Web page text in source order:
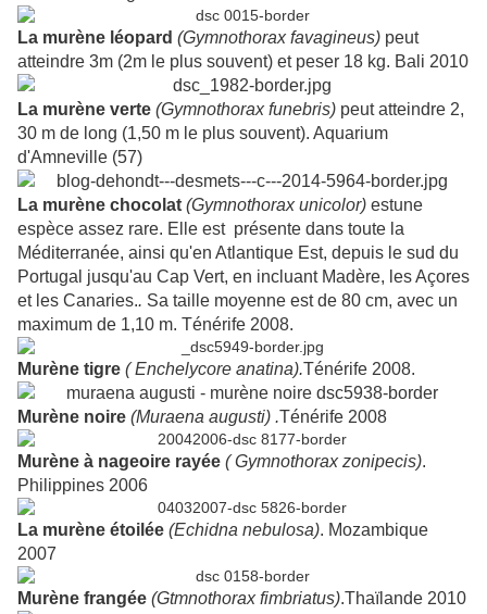
La murène léopard (Gymnothorax favagineus) peut
atteindre 3m (2m le plus souvent) et peser 18 kg. Bali 2010
La murène verte (Gymnothorax funebris) peut atteindre 2,
30 m de long (1,50 m le plus souvent). Aquarium
d'Amneville (57)
La murène chocolat (Gymnothorax unicolor) estune
espèce assez rare. Elle est présente dans toute la
Méditerranée, ainsi qu'en Atlantique Est, depuis le sud du
Portugal jusqu'au Cap Vert, en incluant Madère, les Açores
et les Canaries.. Sa taille moyenne est de 80 cm, avec un
maximum de 1,10 m. Ténérife 2008.
Murène tigre (Enchelycore anatina).Ténérife 2008.
Murène noire (Muraena augusti) .Ténérife 2008
Murène à nageoire rayée (Gymnothorax zonipecis).
Philippines 2006
La murène étoilée (Echidna nebulosa). Mozambique
2007
Murène frangée (Gtmnothorax fimbriatus).Thaïlande 2010